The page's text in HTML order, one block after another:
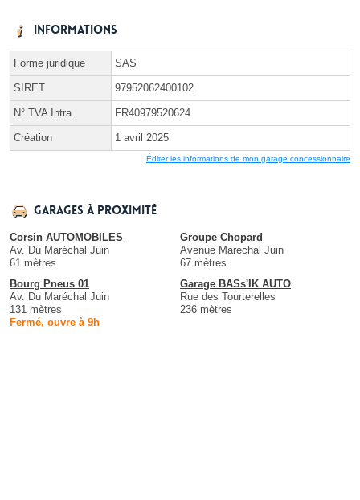
Informations
Forme juridique SAS
SIRET 97952062400102
N° TVA Intra. FR40979520624
Création 1 avril 2025
Éditer les informations de mon garage concessionnaire
Garages à proximité
Corsin AUTOMOBILES
Av. Du Maréchal Juin
61 mètres
Groupe Chopard
Avenue Marechal Juin
67 mètres
Bourg Pneus 01
Av. Du Maréchal Juin
131 mètres
Fermé, ouvre à 9h
Garage BASs'IK AUTO
Rue des Tourterelles
236 mètres